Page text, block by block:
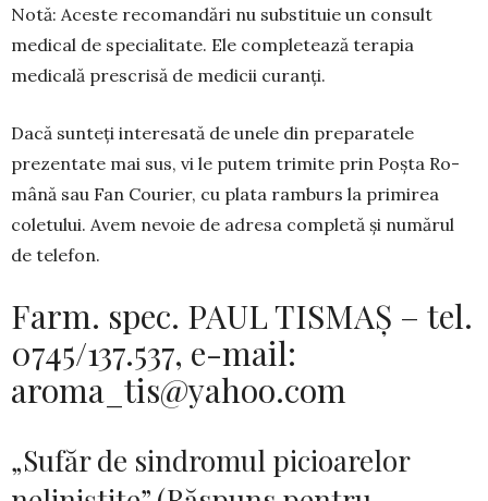
Notă: Aceste recomandări nu substituie un consult
medical de specialitate. Ele completează terapia
medicală prescrisă de medicii curanți.
Dacă sunteți interesată de unele din preparatele
prezentate mai sus, vi le putem trimite prin Poșta Ro­
mână sau Fan Courier, cu plata ramburs la pri­mirea
coletului. Avem nevoie de adresa completă și numărul
de telefon.
Farm. spec. PAUL TISMAȘ – tel.
0745/137.537, e-mail:
aroma_tis@yahoo.com
„Sufăr de sindromul picioarelor